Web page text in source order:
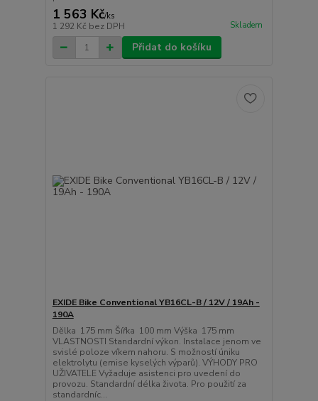
1 563 Kč/ks
1 292 Kč bez DPH Skladem
Přidat do košíku
EXIDE Bike Conventional YB16CL-B / 12V / 19Ah -
190A
Dělka 175 mm Šířka 100 mm Výška 175 mm
VLASTNOSTI Standardní výkon. Instalace jenom ve
svislé poloze víkem nahoru. S možností úniku
elektrolytu (emise kyselých výparů). VÝHODY PRO
UŽIVATELE Vyžaduje asistenci pro uvedení do
provozu. Standardní délka života. Pro použití za
standardníc...